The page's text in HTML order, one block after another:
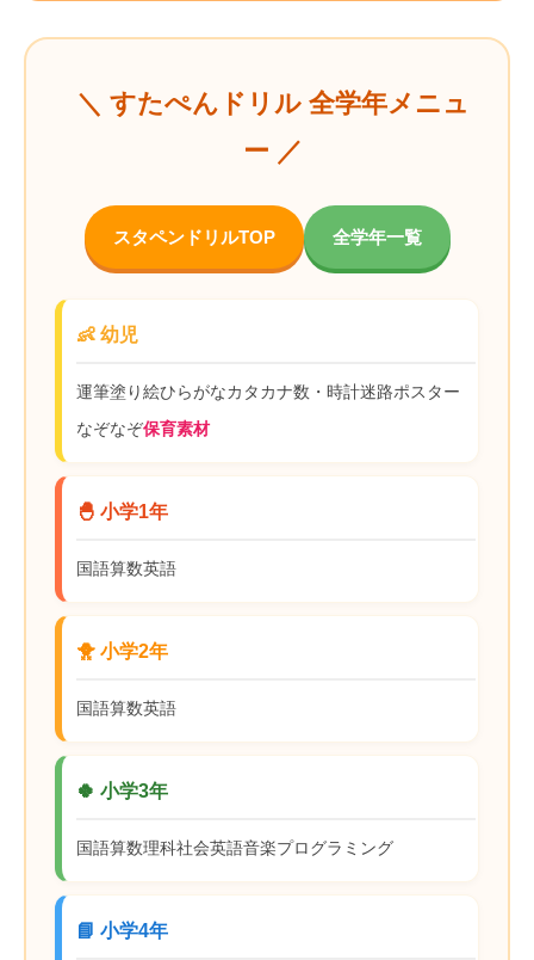
＼ すたぺんドリル 全学年メニュ
ー ／
スタペンドリルTOP 全学年一覧
👶 幼児
運筆塗り絵ひらがなカタカナ数・時計迷路ポスター
なぞなぞ保育素材
🐣 小学1年
国語算数英語
🐥 小学2年
国語算数英語
🍀 小学3年
国語算数理科社会英語音楽プログラミング
📘 小学4年